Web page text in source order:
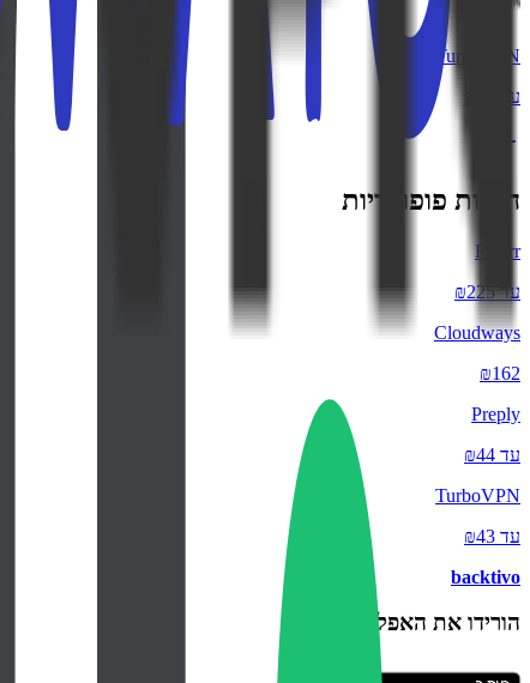
TurboVPN
עד ₪43
חנויות פופולריות
Fiverr
עד ₪225
Cloudways
₪162
Preply
עד ₪44
TurboVPN
עד ₪43
backtivo
הורידו את האפליקציה